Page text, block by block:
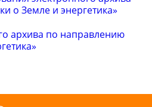
о Земле и энергетика»
архива по направлению